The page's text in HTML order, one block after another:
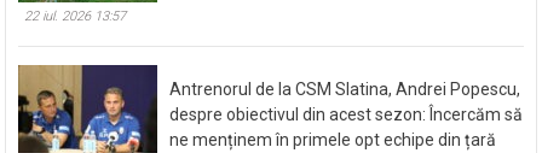
22 iul. 2026 13:57
Antrenorul de la CSM Slatina, Andrei Popescu,
despre obiectivul din acest sezon: Încercăm să
ne menținem în primele opt echipe din țară